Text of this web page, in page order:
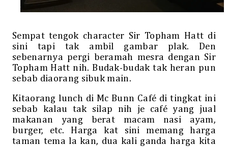
Sempat tengok character Sir Topham Hatt di
sini tapi tak ambil gambar plak. Den
sebenarnya pergi beramah mesra dengan Sir
Topham Hatt nih. Budak-budak tak heran pun
sebab diaorang sibuk main.
Kitaorang lunch di Mc Bunn Café di tingkat ini
sebab kalau tak silap nih je café yang jual
makanan yang berat macam nasi ayam,
burger, etc. Harga kat sini memang harga
taman tema la kan, dua kali ganda harga kita